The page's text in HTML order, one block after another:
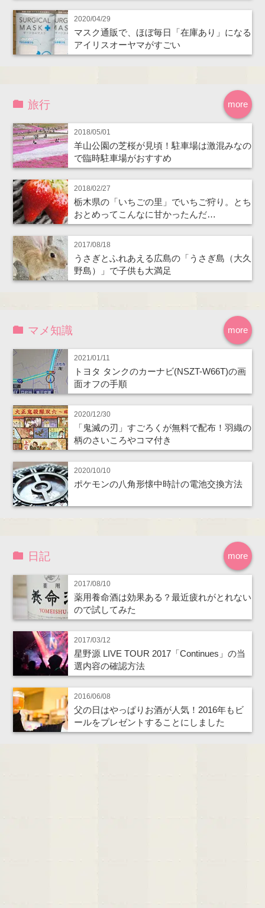
2020/04/29
マスク通販で、ほぼ毎日「在庫あり」になる
アイリスオーヤマがすごい
more
旅行
2018/05/01
羊山公園の芝桜が見頃！駐車場は激混みなの
で臨時駐車場がおすすめ
2018/02/27
栃木県の「いちごの里」でいちご狩り。とち
おとめってこんなに甘かったんだ…
2017/08/18
うさぎとふれあえる広島の「うさぎ島（大久
野島）」で子供も大満足
more
マメ知識
2021/01/11
トヨタ タンクのカーナビ(NSZT-W66T)の画
面オフの手順
2020/12/30
「鬼滅の刃」すごろくが無料で配布！羽織の
柄のさいころやコマ付き
2020/10/10
ポケモンの八角形懐中時計の電池交換方法
more
日記
2017/08/10
薬用養命酒は効果ある？最近疲れがとれない
ので試してみた
2017/03/12
星野源 LIVE TOUR 2017「Continues」の当
選内容の確認方法
2016/06/08
父の日はやっぱりお酒が人気！2016年もビ
ールをプレゼントすることにしました